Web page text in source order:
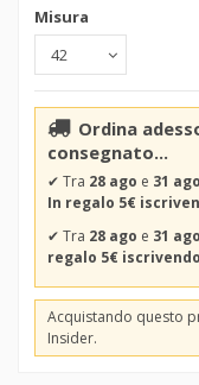
Misura
Ordina
consegnato...
✔ Tra 28 ago e 31 ago
In regalo 5€
✔ Tra 28 ago e 31 ago
regalo 5€
Acquistando questo
Insider.